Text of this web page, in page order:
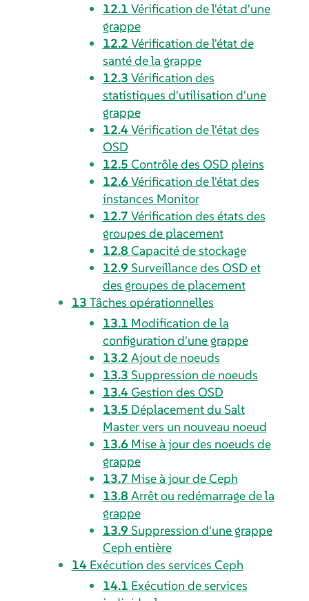
12.1 Vérification de l'état d'une
grappe
12.2 Vérification de l'état de
santé de la grappe
12.3 Vérification des
statistiques d'utilisation d'une
grappe
12.4Vérification de l'état des
OSD
12.5 Contrôle des OSD pleins
12.6 Vérification de l'état des
instances Monitor
12.7 Vérification des états des
groupes de placement
12.8 Capacité de stockage
12.9 Surveillance des OSD et
des groupes de placement
13 Tâches opérationnelles
13.1 Modification de la
configuration d'une grappe
13.2 Ajout de noeuds
13.3 Suppression de noeuds
13.4Gestion des OSD
13.5 Déplacement du Salt
Master vers un nouveau noeud
13.6 Mise à jour des noeuds de
grappe
13.7 Mise à jour de Ceph
13.8 Arrêt ou redémarrage de la
grappe
13.9 Suppression d'une grappe
Ceph entière
14 Exécution des services Ceph
14.1 Exécution de services